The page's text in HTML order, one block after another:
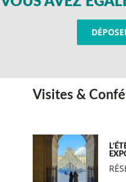
Visites &